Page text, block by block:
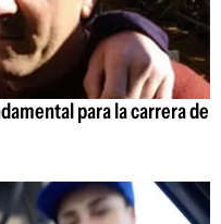
para la carrera de